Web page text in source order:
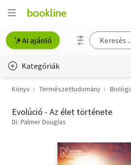
AI ajánló
Kategóriák
Életmód, egészség
Erotika
Hobbi, szabadidő
Könyv Természettudomány
Evolúció - Az élet története
Dr. Palmer Douglas